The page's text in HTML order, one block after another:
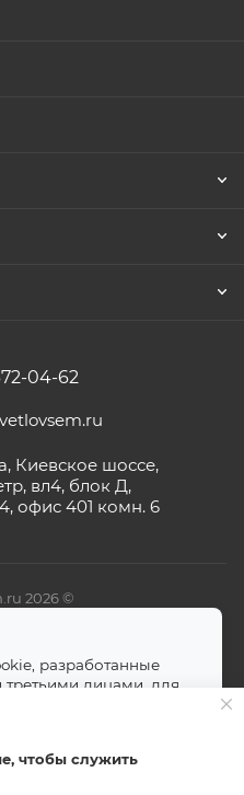
04-62
Киевское шоссе,
вл4, блок Д,
офис 401 комн. 6
2026 ©
чтобы служить
разработанные
лицами, для